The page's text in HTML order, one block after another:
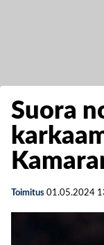
Suora
Toimitus 01.05.2024